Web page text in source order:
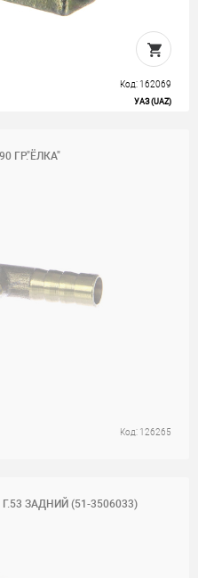
Код: 162069
УАЗ (UAZ)
ГР."ЁЛКА"
Код: 126265
ЗАДНИЙ (51-3506033)